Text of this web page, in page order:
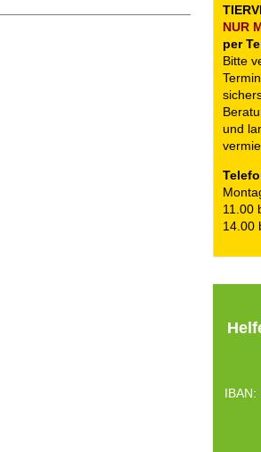
NUR
per
Bitte
und
11.00
14.00
IBAN: